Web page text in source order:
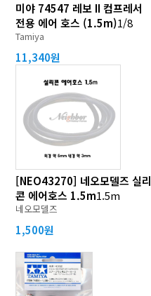
미야 74547 레보 II 컴프레서
전용 에어 호스 (1.5m)1/8
Tamiya
11,340원
[NEO43270] 네오모델즈 실리
콘 에어호스 1.5m1.5m
네오모델즈
1,500원